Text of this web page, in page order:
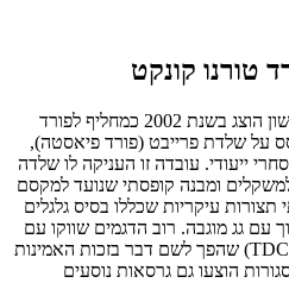
טורנו קונקט
הפורד טרנזיט קונקט מהדור הראשון הוצג בשנת 2002 כמחליף לפורד
על שלדת פרייבט (פורד פיאסטה),
ייעודי. עובדה זו העניקה לו שלדה
ומבנה קופסתי שנועד למקסם
עיקריות שכללו בסיס גלגלים
עם גג מוגבה. רוב הדגמים שווקו עם
מנוע טורבו-דיזל בנפח 1.8 ליטר (TDCi) שהפך לשם דבר בזכות האמינות
הוצעו גם גרסאות נוסעים